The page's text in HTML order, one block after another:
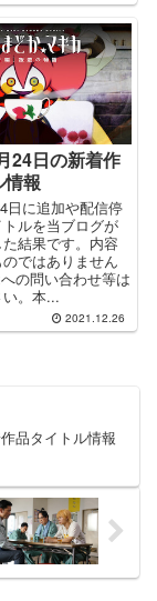
24日の新着作
報
日に追加や配信停
ルを当ブログが
結果です。内容
ではありません
の問い合わせ等は
。本...
2021.12.26
品タイトル情報